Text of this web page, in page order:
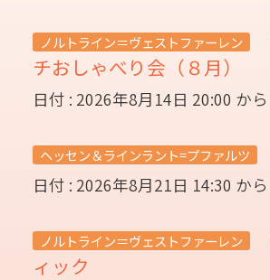
ノルトライン＝ヴェストファーレン
チおしゃべり会（８月）
日付 : 2026年8月14日 20:00 から
ヘッセン＆ラインラント=プファルツ
日付 : 2026年8月21日 14:30 から
ノルトライン＝ヴェストファーレン
ィック